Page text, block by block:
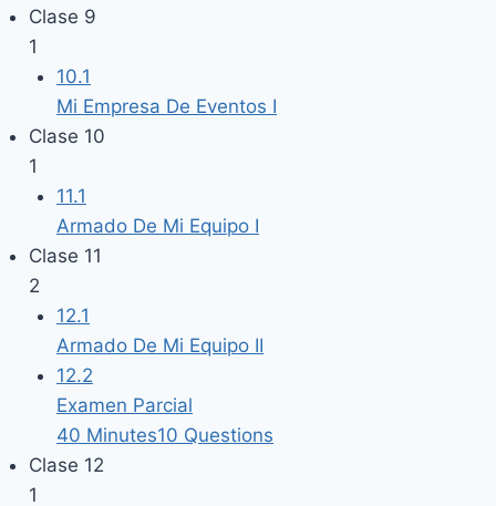
Clase 9
1
10.1
Mi Empresa De Eventos I
Clase 10
1
11.1
Armado De Mi Equipo I
Clase 11
2
12.1
Armado De Mi Equipo II
12.2
Examen Parcial
40 Minutes10 Questions
Clase 12
1